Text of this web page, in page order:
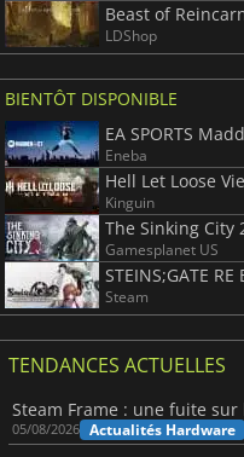
Beast of
LDShop
BIENTÔT DISPONIBLE
EA SPORTS
Eneba
Hell Let Loose
Kinguin
The Sinking City
Gamesplanet US
STEINS;GATE RE
Steam
TENDANCES ACTUELLES
05/08/2026 Actualités Hardware